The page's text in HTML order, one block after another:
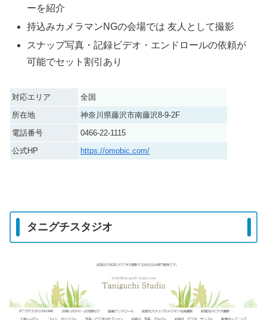
ーを紹介
持込みカメラマンNGの会場では 友人として撮影
スナップ写真・記録ビデオ・エンドロールの依頼が
可能でセット割引あり
対応エリア
全国
所在地
神奈川県藤沢市南藤沢8-9-2F
電話番号
0466-22-1115
公式HP
https://omobic.com/
タニグチスタジオ